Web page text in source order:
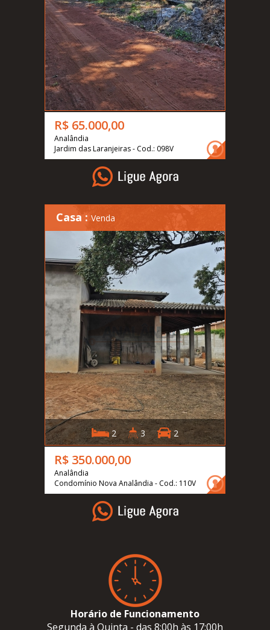
R$ 65.000,00
Analândia
Jardim das Laranjeiras - Cod.: 098V
Casa : Venda
2 3 2
R$ 350.000,00
Analândia
Condomínio Nova Analândia - Cod.: 110V
Horário de Funcionamento
Segunda à Quinta - das 8:00h às 17:00h